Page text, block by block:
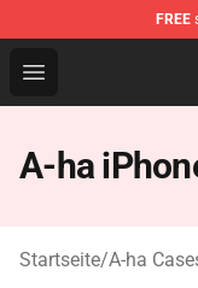
FREE
Open menu
A-ha Store -
A-ha
Startseite/A-ha